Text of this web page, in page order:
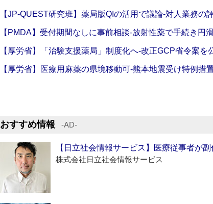
【JP-QUEST研究班】薬局版QIの活用で議論‐対人業務の
【PMDA】受付期間なしに事前相談‐放射性薬で手続き円
【厚労省】「治験支援薬局」制度化へ‐改正GCP省令案を
【厚労省】医療用麻薬の県境移動可‐熊本地震受け特例措
おすすめ情報 ‐AD‐
【日立社会情報サービス】医療従事者が
株式会社日立社会情報サービス